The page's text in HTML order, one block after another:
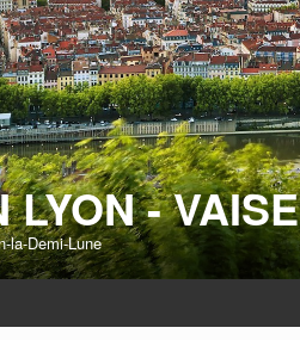
LYON - VAISE
la-Demi-Lune